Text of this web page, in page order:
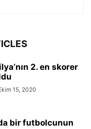
2. en skorer
15, 2020
bir futbolcunun